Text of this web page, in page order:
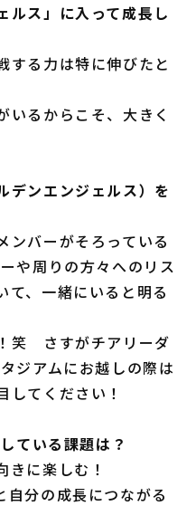
ス」に入って成長し
する力は特に伸びたと
いるからこそ、大きく
ンエンジェルス）を
ンバーがそろっている
や周りの方々へのリス
て、一緒にいると明る
笑 さすがチアリーダ
ジアムにお越しの際は
してください！
ている課題は？
きに楽しむ！
自分の成長につながる